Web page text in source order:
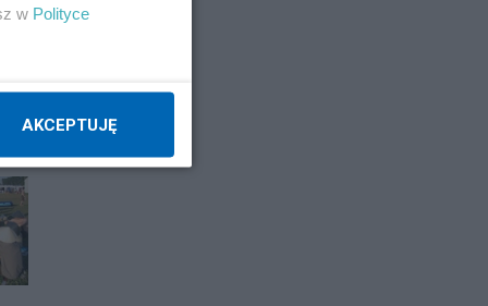
w Polityce
AKCEPTUJĘ